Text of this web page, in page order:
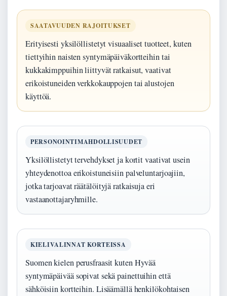
SAATAVUUDEN RAJOITUKSET
Erityisesti yksilöllistetyt visuaaliset tuotteet, kuten
tiettyihin naisten syntymäpäiväkortteihin tai
kukkakimppuihin liittyvät ratkaisut, vaativat
erikoistuneiden verkkokauppojen tai alustojen
käyttöä.
PERSONOINTIMAHDOLLISUUDET
Yksilöllistetyt tervehdykset ja kortit vaativat usein
yhteydenottoa erikoistuneisiin palveluntarjoajiin,
jotka tarjoavat räätälöityjä ratkaisuja eri
vastaanottajaryhmille.
KIELIVALINNAT KORTEISSA
Suomen kielen perusfraasit kuten Hyvää
syntymäpäivää sopivat sekä painettuihin että
sähköisiin kortteihin. Lisäämällä henkilökohtaisen